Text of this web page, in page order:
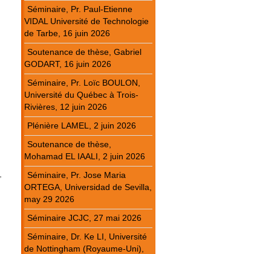
Séminaire, Pr. Paul-Etienne
VIDAL Université de Technologie
de Tarbe, 16 juin 2026
Soutenance de thèse, Gabriel
GODART, 16 juin 2026
Séminaire, Pr. Loïc BOULON,
Université du Québec à Trois-
Rivières, 12 juin 2026
Plénière LAMEL, 2 juin 2026
Soutenance de thèse,
Mohamad EL IAALI, 2 juin 2026
Séminaire, Pr. Jose Maria
ORTEGA, Universidad de Sevilla,
may 29 2026
Séminaire JCJC, 27 mai 2026
Séminaire, Dr. Ke LI, Université
de Nottingham (Royaume-Uni),